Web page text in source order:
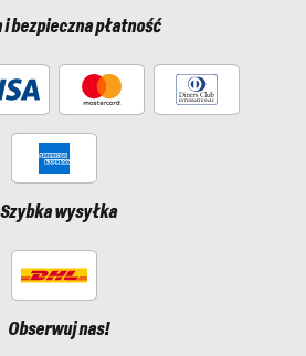
bezpieczna płatność
Szybka wysyłka
Obserwuj nas!